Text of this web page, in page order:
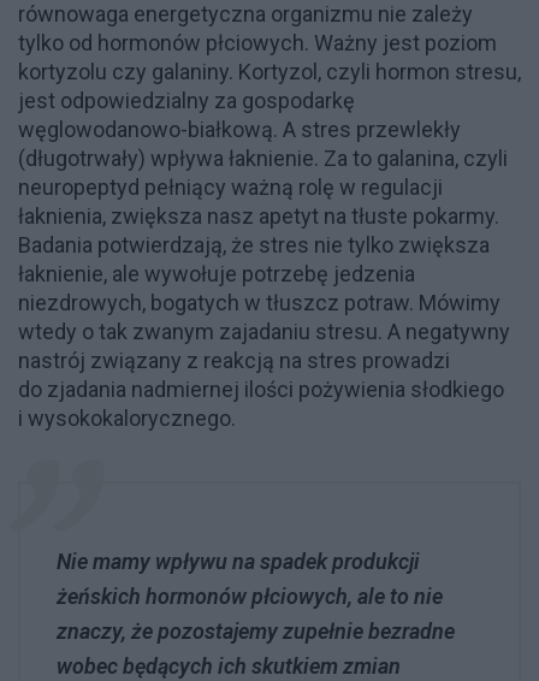
równowaga energetyczna organizmu nie zależy
tylko od hormonów płciowych. Ważny jest poziom
kortyzolu czy galaniny. Kortyzol, czyli hormon stresu,
jest odpowiedzialny za gospodarkę
węglowodanowo-białkową. A stres przewlekły
(długotrwały) wpływa łaknienie. Za to galanina, czyli
neuropeptyd pełniący ważną rolę w regulacji
łaknienia, zwiększa nasz apetyt na tłuste pokarmy.
Badania potwierdzają, że stres nie tylko zwiększa
łaknienie, ale wywołuje potrzebę jedzenia
niezdrowych, bogatych w tłuszcz potraw. Mówimy
wtedy o tak zwanym zajadaniu stresu. A negatywny
nastrój związany z reakcją na stres prowadzi
do zjadania nadmiernej ilości pożywienia słodkiego
i wysokokalorycznego.
Nie mamy wpływu na spadek produkcji
żeńskich hormonów płciowych, ale to nie
znaczy, że pozostajemy zupełnie bezradne
wobec będących ich skutkiem zmian